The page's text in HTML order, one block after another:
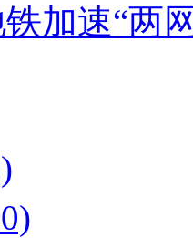
加速“两